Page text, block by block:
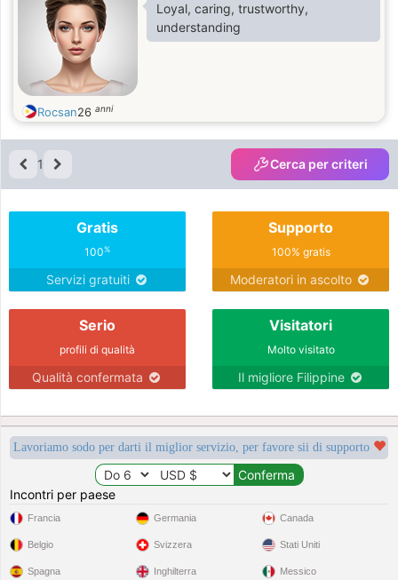
Loyal, caring, trustworthy,
understanding
Rocsan26 anni
1 Cerca per criteri
Gratis
100%
Servizi gratuiti
Supporto
100% gratis
Moderatori in ascolto
Serio
profili di qualità
Qualità confermata
Visitatori
Molto visitato
Il migliore Filippine
Lavoriamo sodo per darti il miglior servizio, per favore sii di supporto
Incontri per paese
Francia
Belgio
Spagna
Germania
Svizzera
Inghilterra
Canada
Stati Uniti
Messico